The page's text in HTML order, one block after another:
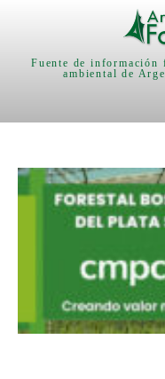
Fuente de
ambiental de